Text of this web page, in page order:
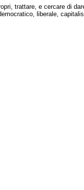
trattare, e cercare di
liberale,